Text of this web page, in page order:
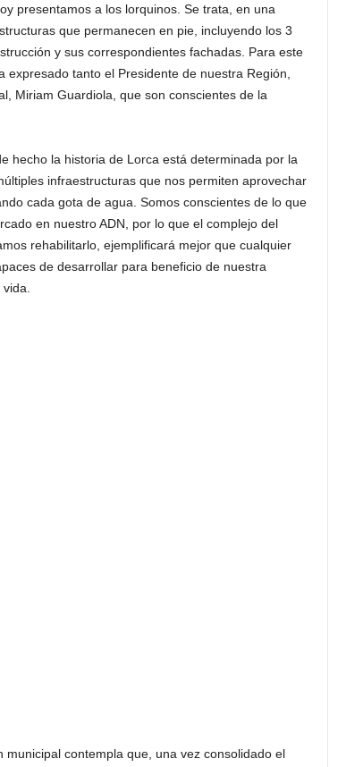
presentamos a los lorquinos. Se trata, en una
que permanecen en pie, incluyendo los 3
y sus correspondientes fachadas. Para este
tanto el Presidente de nuestra Región,
Miriam Guardiola, que son conscientes de la
hecho la historia de Lorca está determinada por la
infraestructuras que nos permiten aprovechar
cada gota de agua. Somos conscientes de lo que
en nuestro ADN, por lo que el complejo del
rehabilitarlo, ejemplificará mejor que cualquier
de desarrollar para beneficio de nuestra
contempla que, una vez consolidado el